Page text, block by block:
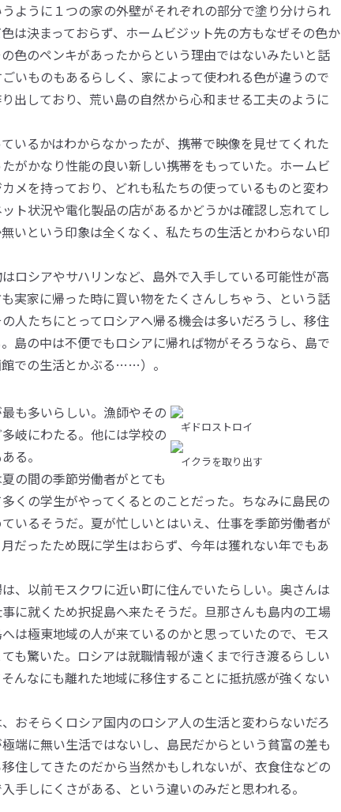
ように１つの家の外壁がそれぞれの部分で塗り分けられ
は決まっておらず、ホームビジット先の方もなぜその色か
色のペンキがあったからという理由ではないみたいと話
いものもあるらしく、家によって使われる色が違うので
出しており、荒い島の自然から心和ませる工夫のように
いるかはわからなかったが、携帯で映像を見せてくれた
がかなり性能の良い新しい携帯をもっていた。ホームビ
メを持っており、どれも私たちの使っているものと変わ
ト状況や電化製品の店があるかどうかは確認し忘れてし
いという印象は全くなく、私たちの生活とかわらない印
ロシアやサハリンなど、島外で入手している可能性が高
実家に帰った時に買い物をたくさんしちゃう、という話
人たちにとってロシアへ帰る機会は多いだろうし、移住
島の中は不便でもロシアに帰れば物がそろうなら、島で
での生活とかぶる……）。
ギドロストロイ
イクラを取り出す
も多いらしい。漁師やその
岐にわたる。他には学校の
る。
の間の季節労働者がとても
くの学生がやってくるとのことだった。ちなみに島民の
いるそうだ。夏が忙しいとはいえ、仕事を季節労働者が
だったため既に学生はおらず、今年は獲れない年でもあ
、以前モスクワに近い町に住んでいたらしい。奥さんは
に就くため択捉島へ来たそうだ。旦那さんも島内の工場
は極東地域の人が来ているのかと思っていたので、モス
も驚いた。ロシアは就職情報が遠くまで行き渡るらしい
んなにも離れた地域に移住することに抵抗感が強くない
おそらくロシア国内のロシア人の生活と変わらないだろ
端に無い生活ではないし、島民だからという貧富の差も
住してきたのだから当然かもしれないが、衣食住などの
手しにくさがある、という違いのみだと思われる。